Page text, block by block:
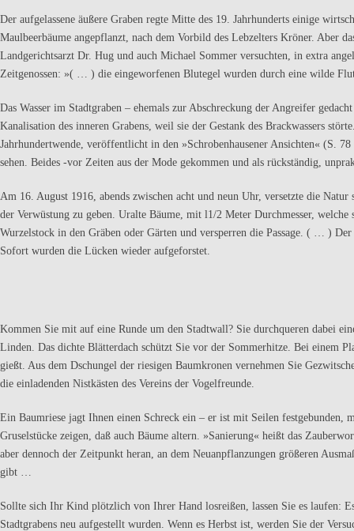
Der aufgelassene äußere Graben regte Mitte des 19. Jahrhunderts einige
Maulbeerbäume angepflanzt, nach dem Vorbild des Lebzelters Kröner. Aber
Landgerichtsarzt Dr. Hug und auch Michael Som­mer versuchten, in extra
Zeitgenossen: »( … ) die eingeworfenen Blut­egel wurden durch eine wilde
Das Wasser im Stadtgraben – ehemals zur Abschreckung der Angreifer
Kanalisation des inneren Grabens, weil sie der Gestank des Brackwassers
Jahrhundertwende, veröffentlicht in den »Schrobenhausener Ansichten« (S.
sehen. Beides -vor Zei­ten aus der Mode gekommen und als rückständig,
Am 16. August 1916, abends zwischen acht und neun Uhr, versetzte die
der Verwüstung zu geben. Uralte Bäume, mit l1/2 Meter Durch­messer,
Wurzelstock in den Gräben oder Gärten und ver­sperren die Passage. ( … )
Sofort wurden die Lücken wie­der aufgeforstet.
Kommen Sie mit auf eine Runde um den Stadtwall? Sie durchqueren dabei
Linden. Das dichte Blätterdach schützt Sie vor der Sommerhitze. Bei einem
gießt. Aus dem Dschungel der riesi­gen Baumkronen vernehmen Sie
die einladen­den Nistkästen des Vereins der Vogelfreunde.
Ein Baumriese jagt Ihnen einen Schreck ein – er ist mit Seilen
Gruselstücke zeigen, daß auch Bäume altern. »Sanierung« heißt das
aber dennoch der Zeitpunkt heran, an dem Neu­anpflanzungen größeren
gibt …
Sollte sich Ihr Kind plötzlich von Ihrer Hand losreißen, lassen Sie es laufen:
Stadtgrabens neu aufgestellt wurden. Wenn es Herbst ist, wer­den Sie der